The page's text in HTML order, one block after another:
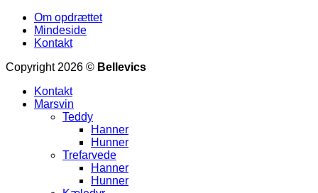
Om opdrættet
Mindeside
Kontakt
Copyright 2026 © Bellevics
Kontakt
Marsvin
Teddy
Hanner
Hunner
Trefarvede
Hanner
Hunner